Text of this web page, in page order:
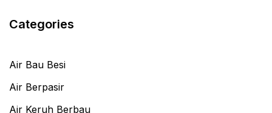
Categories
Air Bau Besi
Air Berpasir
Air Keruh Berbau